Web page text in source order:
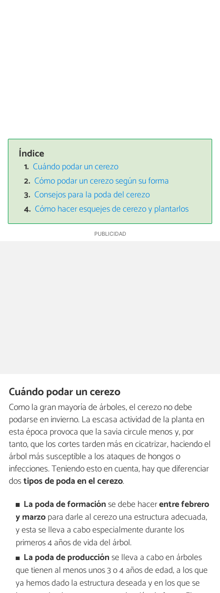
Índice
Cuándo podar un cerezo
Cómo podar un cerezo según su forma
Consejos para la poda del cerezo
Cómo hacer esquejes de cerezo y plantarlos
Cuándo podar un cerezo
Como la gran mayoría de árboles, el cerezo no debe
podarse en invierno. La escasa actividad de la planta en
esta época provoca que la savia circule menos y, por
tanto, que los cortes tarden más en cicatrizar, haciendo el
árbol más susceptible a los ataques de hongos o
infecciones. Teniendo esto en cuenta, hay que diferenciar
dostipos de poda en el cerezo.
La poda de formaciónse debe hacerentre febrero
y marzopara darle al cerezo una estructura adecuada,
y esta se lleva a cabo especialmente durante los
primeros 4 años de vida del árbol.
La poda de producciónse lleva a cabo en árboles
que tienen al menos unos 3 o 4 años de edad, a los que
ya hemos dado la estructura deseada y en los que se